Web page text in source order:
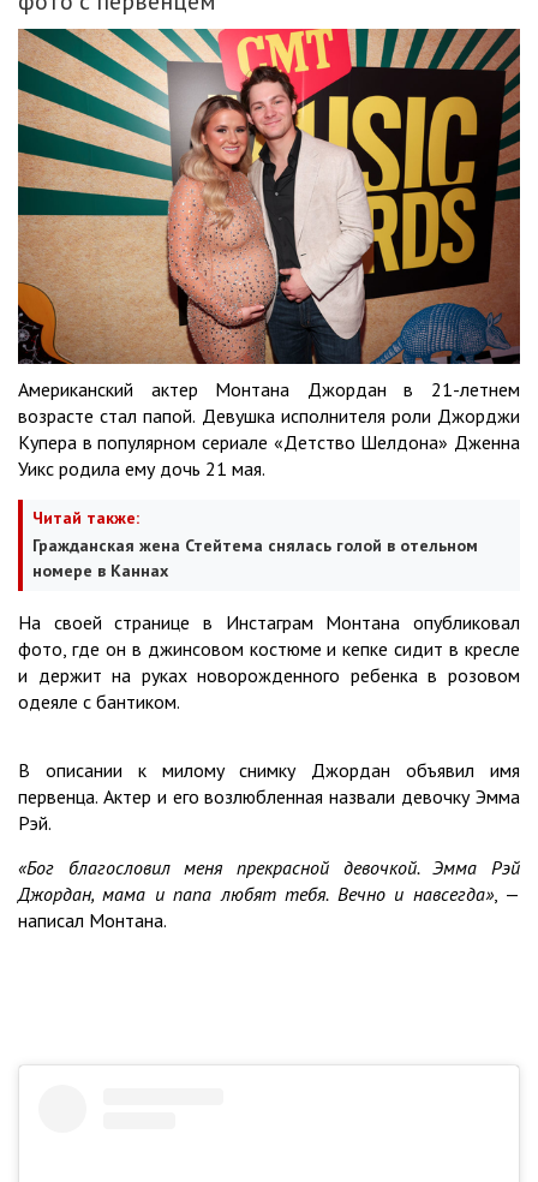
Американский актер Монтана Джордан в 21-летнем
возрасте стал папой. Девушка исполнителя роли Джорджи
Купера в популярном сериале «Детство Шелдона» Дженна
Уикс родила ему дочь 21 мая.
Читай также:
Гражданская жена Стейтема снялась голой в отельном
номере в Каннах
На своей странице в Инстаграм Монтана опубликовал
фото, где он в джинсовом костюме и кепке сидит в кресле
и держит на руках новорожденного ребенка в розовом
одеяле с бантиком.
В описании к милому снимку Джордан объявил имя
первенца. Актер и его возлюбленная назвали девочку Эмма
Рэй.
«Бог благословил меня прекрасной девочкой. Эмма Рэй
Джордан, мама и папа любят тебя. Вечно и навсегда», —
написал Монтана.